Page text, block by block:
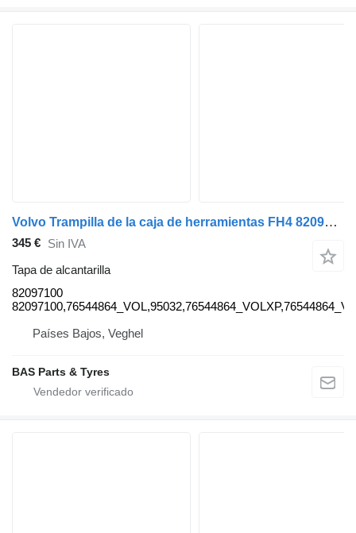
Volvo Trampilla de la caja de herramientas FH4 82097100 tapa de alcantarilla para Volvo FH4 camión
345 € Sin IVA
Tapa de alcantarilla
82097100
Países Bajos, Veghel
BAS Parts & Tyres